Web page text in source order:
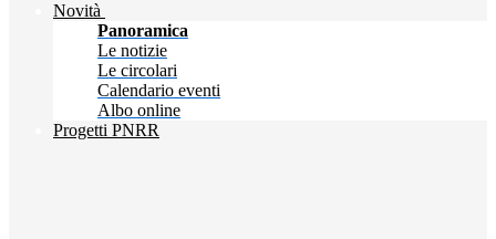
Novità
Panoramica
Le notizie
Le circolari
Calendario eventi
Albo online
Progetti PNRR